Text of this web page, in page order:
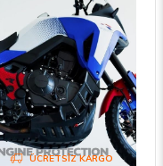
ÜCRETSIZ KARGO